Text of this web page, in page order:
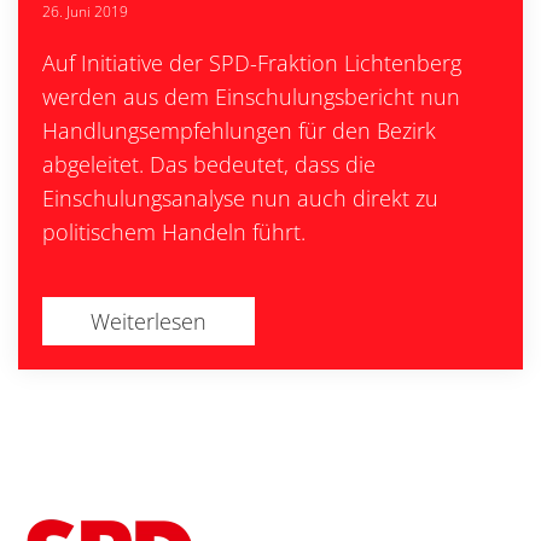
26. Juni 2019
Auf Initiative der SPD-Fraktion Lichtenberg
werden aus dem Einschulungsbericht nun
Handlungsempfehlungen für den Bezirk
abgeleitet. Das bedeutet, dass die
Einschulungsanalyse nun auch direkt zu
politischem Handeln führt.
Weiterlesen